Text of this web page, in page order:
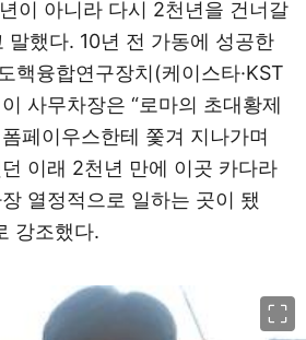
이 아니라 다시 2천년을 건너갈
말했다. 10년 전 가동에 성공한
핵융합연구장치(케이스타·KST
사무차장은 “로마의 초대황제
페이우스한테 쫓겨 지나가며
이래 2천년 만에 이곳 카다라
열정적으로 일하는 곳이 됐
강조했다.